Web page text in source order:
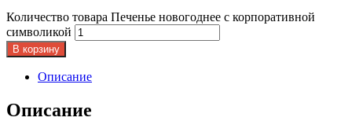
Количество товара Печенье новогоднее с корпоративной
символикой
В корзину
Описание
Описание